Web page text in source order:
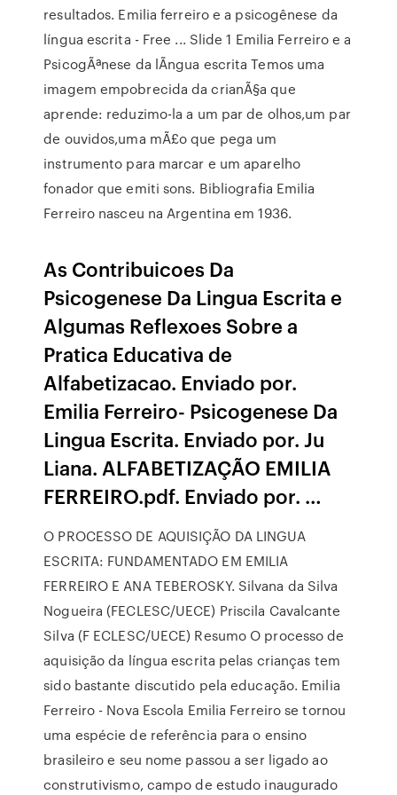
resultados. Emilia ferreiro e a psicogênese da
língua escrita - Free ... Slide 1 Emilia Ferreiro e a
PsicogÃªnese da lÃ­ngua escrita Temos uma
imagem empobrecida da crianÃ§a que
aprende: reduzimo-la a um par de olhos,um par
de ouvidos,uma mÃ£o que pega um
instrumento para marcar e um aparelho
fonador que emiti sons. Bibliografia Emilia
Ferreiro nasceu na Argentina em 1936.
As Contribuicoes Da
Psicogenese Da Lingua Escrita e
Algumas Reflexoes Sobre a
Pratica Educativa de
Alfabetizacao. Enviado por.
Emilia Ferreiro- Psicogenese Da
Lingua Escrita. Enviado por. Ju
Liana. ALFABETIZAÇÃO EMILIA
FERREIRO.pdf. Enviado por. …
O PROCESSO DE AQUISIÇÃO DA LINGUA
ESCRITA: FUNDAMENTADO EM EMILIA
FERREIRO E ANA TEBEROSKY. Silvana da Silva
Nogueira (FECLESC/UECE) Priscila Cavalcante
Silva (F ECLESC/UECE) Resumo O processo de
aquisição da língua escrita pelas crianças tem
sido bastante discutido pela educação. Emilia
Ferreiro - Nova Escola Emilia Ferreiro se tornou
uma espécie de referência para o ensino
brasileiro e seu nome passou a ser ligado ao
construtivismo, campo de estudo inaugurado